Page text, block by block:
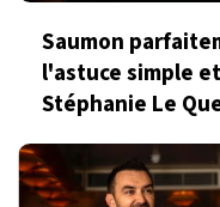
Saumon
l'astuce simple
Stéphanie Le